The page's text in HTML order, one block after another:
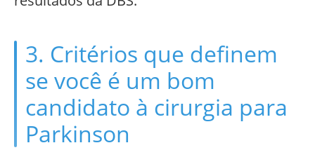
3. Critérios que definem
se você é um bom
candidato à cirurgia para
Parkinson